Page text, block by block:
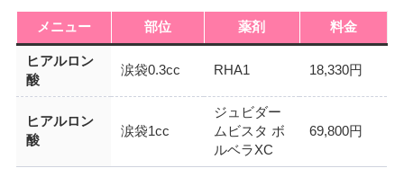
メニュー 部位 薬剤 料金
ヒアルロン
酸
涙袋0.3cc RHA1 18,330円
ヒアルロン
酸
涙袋1cc
ジュビダー
ムビスタ ボ
ルベラXC
69,800円